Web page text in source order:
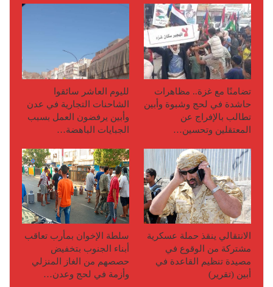
تضامنًا مع غزة.. مظاهرات
حاشدة في لحج وشبوة وأبين
تطالب بالإفراج عن
المعتقلين وتحسين…
لليوم العاشر سائقوا
الشاحنات التجارية في عدن
وأبين يرفضون العمل بسبب
الجبايات الباهضة…
الانتقالي ينقذ حملة عسكرية
مشتركة من الوقوع في
مصيدة تنظيم القاعدة في
أبين (تقرير)
سلطة الإخوان بمأرب تعاقب
أبناء الجنوب بتخفيض
حصصهم من الغاز المنزلي
وأزمة في لحج وعدن…